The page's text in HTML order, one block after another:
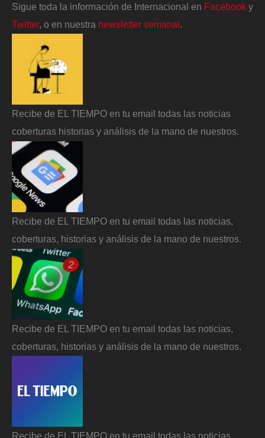
Sigue toda la información de Internacional en Facebook y
Twitter, o en nuestra newsletter semanal.
Recibe de EL TIEMPO en tu email todas las noticias
coberturas historias y análisis de la mano de nuestros.
Recibe de EL TIEMPO en tu email todas las noticias,
coberturas, historias y análisis de la mano de nuestros.
Recibe de EL TIEMPO en tu email todas las noticias,
coberturas, historias y análisis de la mano de nuestros.
Recibe de EL TIEMPO en tu email todas las noticias,